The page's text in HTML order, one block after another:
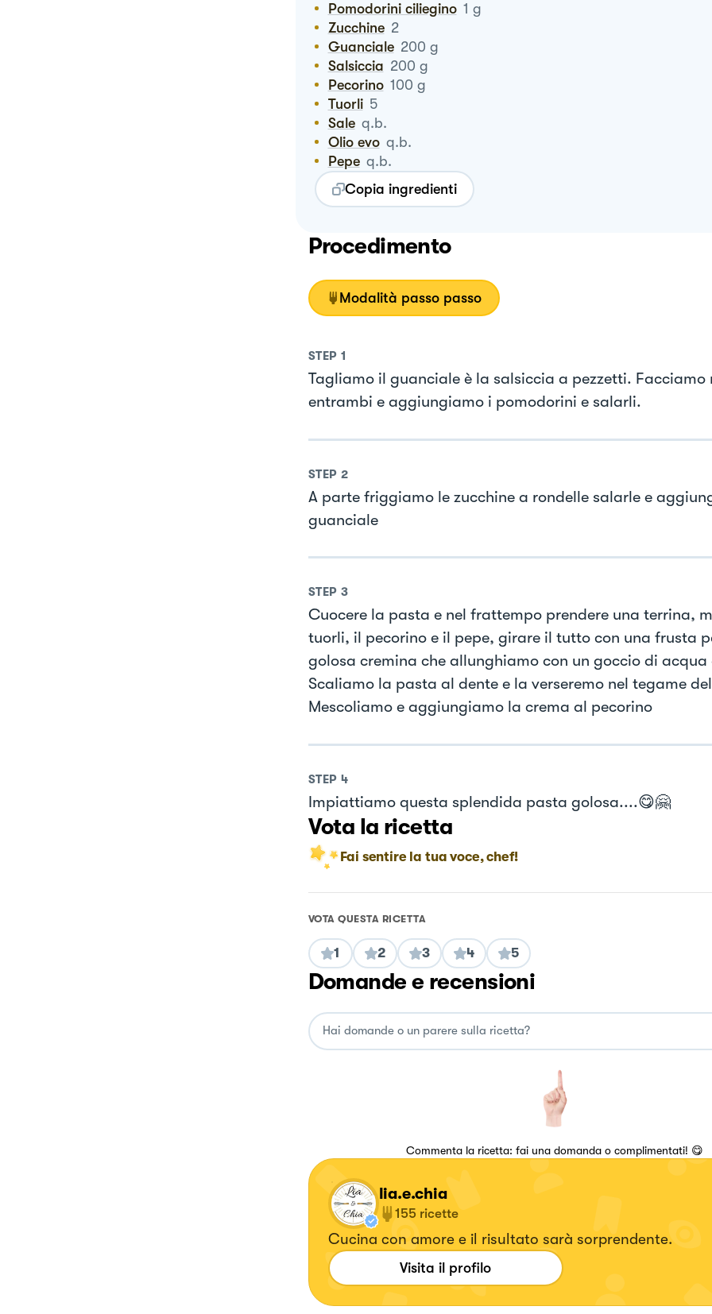
Pomodorini ciliegino 1 g
Zucchine 2
Guanciale 200 g
Salsiccia 200 g
Pecorino 100 g
Tuorli 5
Sale q.b.
Olio evo q.b.
Pepe q.b.
Copia ingredienti
Procedimento
Modalità passo passo
STEP 1
Tagliamo il guanciale è la salsiccia a pezzetti. Facciamo
entrambi e aggiungiamo i pomodorini e salarli.
STEP 2
A parte friggiamo le zucchine a rondelle salarle e
guanciale
STEP 3
Cuocere la pasta e nel frattempo prendere una terrina,
tuorli, il pecorino e il pepe, girare il tutto con una frusta
golosa cremina che allunghiamo con un goccio di
Scaliamo la pasta al dente e la verseremo nel tegame
Mescoliamo e aggiungiamo la crema al pecorino
STEP 4
Impiattiamo questa splendida pasta golosa....😋🤗
Vota la ricetta
Fai sentire la tua voce, chef!
VOTA QUESTA RICETTA
1 2 3 4 5
Domande e recensioni
Commenta la ricetta: fai una domanda o complimentati! 😋
lia.e.chia
155 ricette
Cucina con amore e il risultato sarà sorprendente.
Visita il profilo